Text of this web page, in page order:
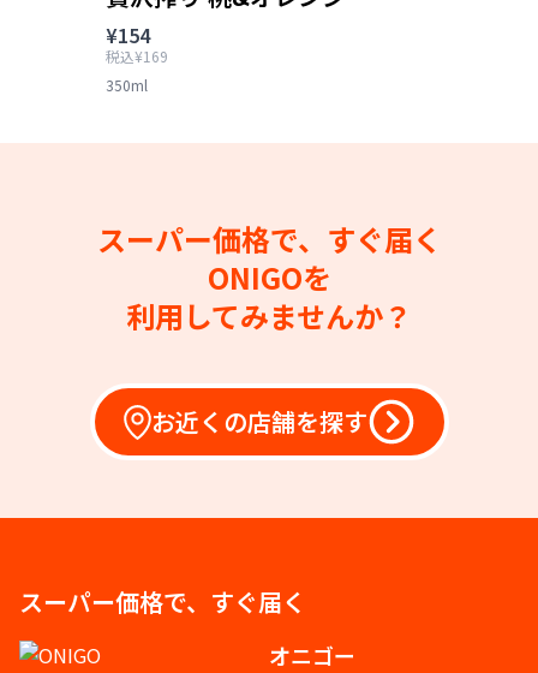
¥154
税込¥169
350ml
スーパー価格で、すぐ届く
ONIGOを
利用してみませんか？
お近くの店舗を探す
スーパー価格で、すぐ届く
オニゴー